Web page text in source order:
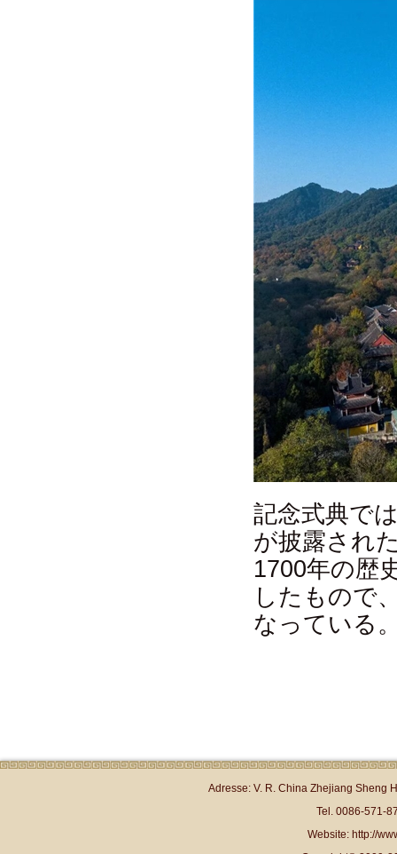
記念式典で
が披露され
1700年の歴
したもので
なっている
Adresse: V. R. China Zhejiang Sheng
Tel. 0086-571-
Website: http://